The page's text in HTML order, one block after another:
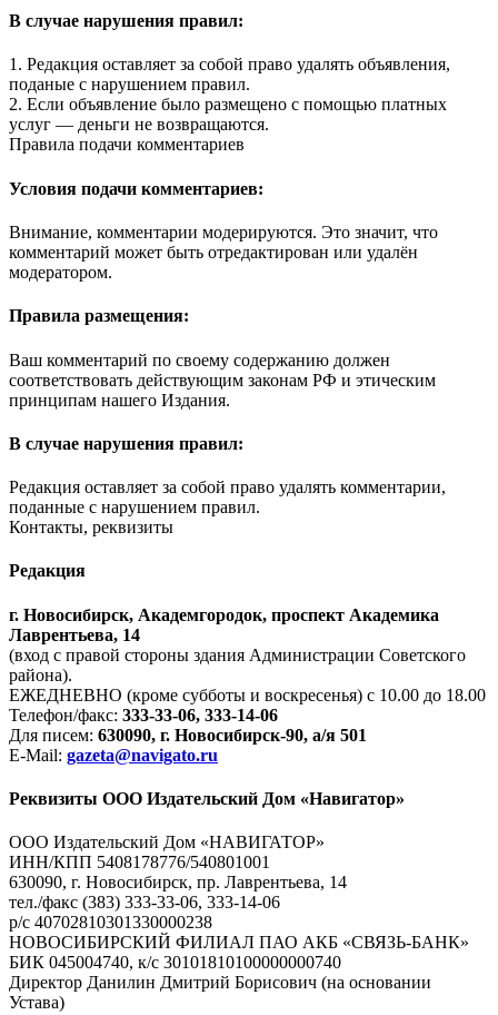
В случае нарушения правил:
1. Редакция оставляет за собой право удалять объявления,
поданые с нарушением правил.
2. Если объявление было размещено с помощью платных
услуг — деньги не возвращаются.
Правила подачи комментариев
Условия подачи комментариев:
Внимание, комментарии модерируются. Это значит, что
комментарий может быть отредактирован или удалён
модератором.
Правила размещения:
Ваш комментарий по своему содержанию должен
соответствовать действующим законам РФ и этическим
принципам нашего Издания.
В случае нарушения правил:
Редакция оставляет за собой право удалять комментарии,
поданные с нарушением правил.
Контакты, реквизиты
Редакция
г. Новосибирск, Академгородок, проспект Академика
Лаврентьева, 14
(вход с правой стороны здания Администрации Советского
района).
ЕЖЕДНЕВНО (кроме субботы и воскресенья) с 10.00 до 18.00
Телефон/факс: 333-33-06, 333-14-06
Для писем: 630090, г. Новосибирск-90, а/я 501
E-Mail: gazeta@navigato.ru
Реквизиты ООО Издательский Дом «Навигатор»
ООО Издательский Дом «НАВИГАТОР»
ИНН/КПП 5408178776/540801001
630090, г. Новосибирск, пр. Лаврентьева, 14
тел./факс (383) 333-33-06, 333-14-06
р/с 40702810301330000238
НОВОСИБИРСКИЙ ФИЛИАЛ ПАО АКБ «СВЯЗЬ-БАНК»
БИК 045004740, к/с 30101810100000000740
Директор Данилин Дмитрий Борисович (на основании
Устава)